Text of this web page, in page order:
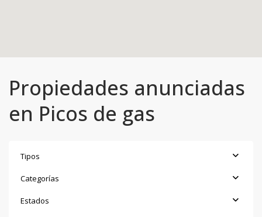
Propiedades anunciadas
en Picos de gas
Tipos
Categorías
Estados